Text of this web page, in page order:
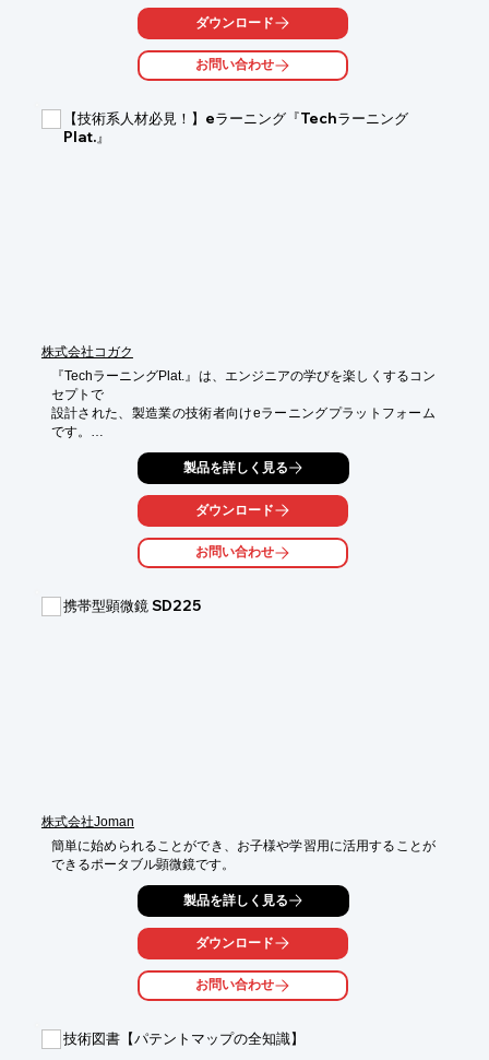
します。統合開発環境であるEclipsを利用しJavaプログラミング
の基礎的なスキルを習得します。書籍や記事等でJavaを学んだ方
も、講義形式の動画で実際の操作演習によりJavaプログラミング
への理解が深まります。
​【前提知識】
Javaの基礎に関する初歩的な理解があると望ましい。
ダウンロード
お問い合わせ
【技術系人材必見！】eラーニング『Techラーニング
Plat.』
株式会社コガク
『TechラーニングPlat.』は、エンジニアの学びを楽しくするコン
セプトで
設計された、製造業の技術者向けeラーニングプラットフォーム
です。
製造業で必要とされる様々な分野を幅広くカバーし、
250講座・2,000以上の技術系コンテンツを受け放題でご提供。
オリジナル学習プランの作成機能により効率的な学びに貢献しま
また、オーディオブックも追加料金なしで利用可能なほか、
本来有料セミナーである公開型セミナーに無料で参加し放題で
1名あたり月額換算2,475円(税込)でご利用いただけます。
なお、本サービスは2025年4月に提供開始予定です。
製品を詳しく見る
ダウンロード
お問い合わせ
携帯型顕微鏡 SD225
株式会社Joman
簡単に始められることができ、お子様や学習用に活用することが
できるポータブル顕微鏡です。
製品を詳しく見る
ダウンロード
お問い合わせ
技術図書【パテントマップの全知識】